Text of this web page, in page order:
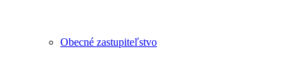
Obecné zastupiteľstvo